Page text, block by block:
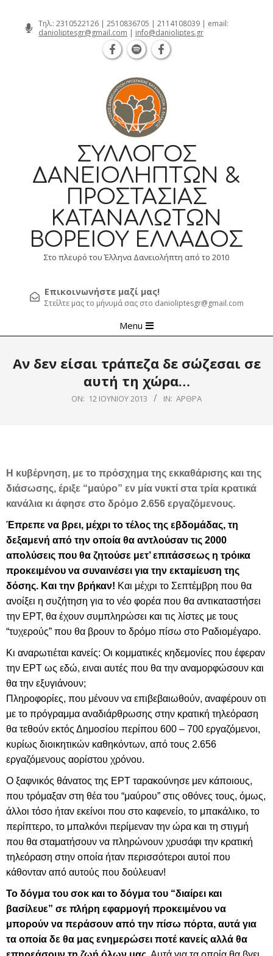
Τηλ.: 2310522126 | 2510836705 | 2114108039 | email:
danioliptesgr@gmail.com | info@danioliptes.gr
ΣΎΛΛΟΓΟΣ
ΔΑΝΕΙΟΛΗΠΤΏΝ &
ΠΡΟΣΤΑΣΊΑΣ
ΚΑΤΑΝΑΛΩΤΏΝ
ΒΟΡΕΊΟΥ ΕΛΛΆΔΟΣ
Στο πλευρό του Έλληνα Δανειολήπτη από το 2010
Επικοινωνήστε μαζί μας!
Στείλτε μας το μήνυμά σας στο danioliptesgr@gmail.com
Navigation
Menu
Αν δεν είσαι τράπεζα δε σώζεσαι σε
αυτή τη χώρα…
ON: 12 ΙΟΥΝΊΟΥ 2013 IN: ΆΡΘΡΑ
Η κυβέρνηση, με το πρόσχημα της εκκαθάρισης και της
διάσωσης, έριξε “μαύρο” εν μία νυκτί στα τρία κρατικά
κανάλια κι άφησε στο δρόμο 2.656 εργαζόμενους.
Έπρεπε να βρει, μέχρι το τέλος της εβδομάδας, τη
δεξαμενή από την οποία θα αντλούσαν τις 2000
απολύσεις που θα ζητούσε μετ’ επιτάσσεως η τρόικα
προκειμένου να συναινέσει για την εκταμίευση της
δόσης. Και την βρήκαν! Και μέχρι το Σεπτέμβρη που θα
ανοίξει η συζήτηση για το νέο φορέα που θα αντικαταστήσει
την ΕΡΤ, θα έχουν συμπληρώσει και τις λίστες με τους
“τυχερούς” που θα βρουν το δρόμο πίσω στο Ραδιομέγαρο.
Κι αναρωτιέται κανείς: Οι κομματικές κηδεμονίες που έφεραν
την ΕΡΤ ως εδώ, ειναι αυτές που θα την αναμορφώσουν και
θα την εξυγιάνουν;
Πληροφορίες, που μένουν να επιβεβαιωθούν, αναφέρουν οτι
με το πρόγραμμα αναδιάρθρωσης στην κρατική τηλεόραση
θα τεθούν εκτός Δημοσίου περίπου 600 – 700 εργαζόμενοι,
κυρίως διοικητικών καθηκόντων, από τους 2.656
εργαζόμενους αορίστου χρόνου.
Ο ξαφνικός θάνατος της ΕΡΤ ταρακούνησε μεν κάποιους,
που τρόμαξαν στη θέα του “μαύρου” στις οθόνες τους, όμως,
άλλοι τόσο ήταν εκείνοι που στο καφενείο, το μπακάλικο, το
περίπτερο, το μπαλκόνι περίμεναν την ώρα και τη στιγμή
που θα σταματήσουν να πληρώνουν χρυσάφι την κρατική
τηλεόραση στην οποία ήταν περισσότεροι αυτοί που
κάθονταν από αυτούς που δούλευαν!
Το δόγμα του σοκ και το δόγμα του “διαίρει και
βασίλευε” σε πλήρη εφαρμογή προκειμένου να
μπορούν να περάσουν από την πίσω πόρτα, αυτά για
τα οποία δε θα μας ενημερώσει ποτέ κανείς αλλά θα